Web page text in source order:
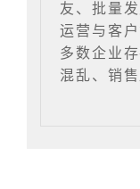
友、批量
运营与客
多数企业
混乱、销